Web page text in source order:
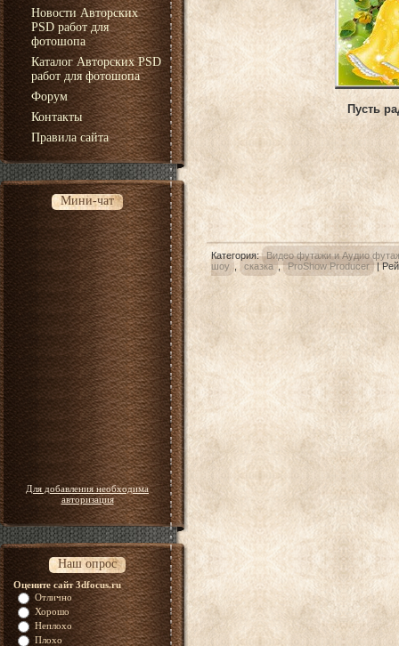
Новости Авторских
PSD работ для
фотошопа
Каталог Авторских PSD
работ для фотошопа
Форум
Контакты
Правила сайта
Мини-чат
Для добавления необходима
авторизация
Наш опрос
Оцените сайт 3dfocus.ru
Отлично
Хорошо
Неплохо
Плохо
Пусть
Категория: Видео футажи и Аудио
шоу
сказка , ProShow Producer |